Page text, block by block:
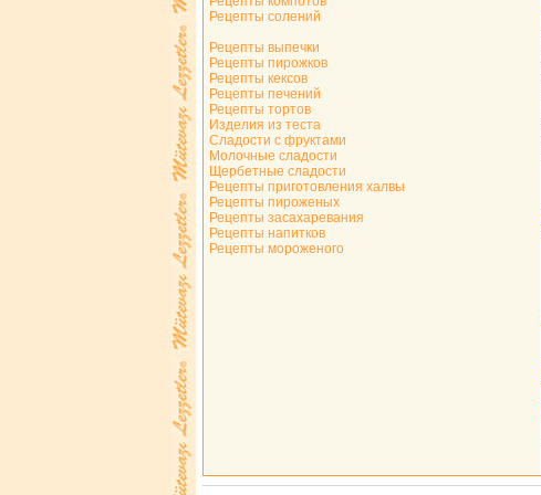
Рецепты солений
Рецепты выпечки
Рецепты пирожков
Рецепты кексов
Рецепты печений
Рецепты тортов
Изделия из теста
Сладости с фруктами
Молочные сладости
Щербетные сладости
Рецепты приготовления халвы
Рецепты пироженых
Рецепты засахаревания
Рецепты напитков
Рецепты мороженого